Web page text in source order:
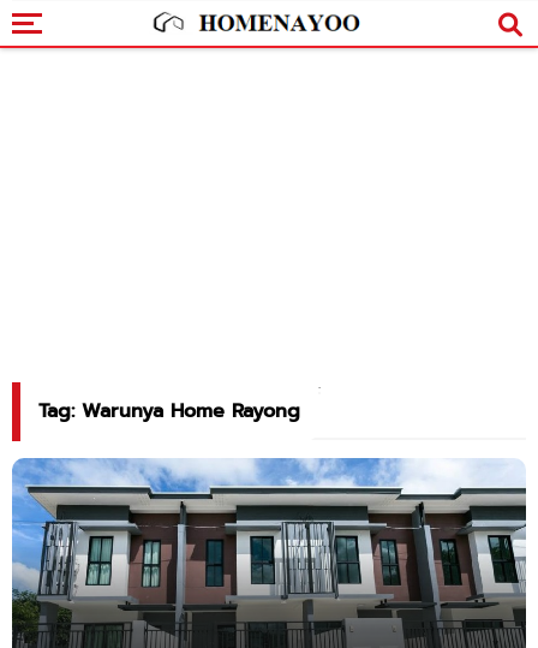
Tag: Warunya Home Rayong